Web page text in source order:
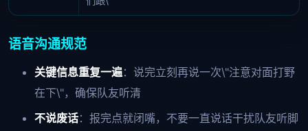
语音沟通规范
关键信息重复一遍：说完立刻再说一次\"注意对面打野
在下\"，确保队友听清
不说废话：报完点就闭嘴，不要一直说话干扰队友听脚